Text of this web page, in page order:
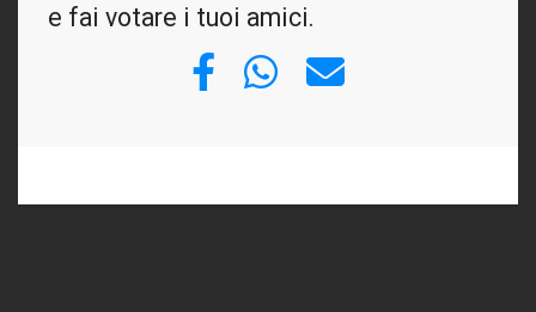
e fai votare i tuoi amici.